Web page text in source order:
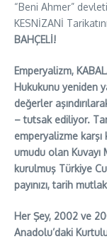
“Beni Ahmer”
KESNİZANİ
BAHÇELİ!
Emperyalizm,
Hukukunu yeniden
değerler
– tutsak ediliyor.
emperyalizme
umudu olan Kuvayı
kurulmuş Türkiye
payınızı, tarih
Her Şey, 2002 ve
Anadolu’daki